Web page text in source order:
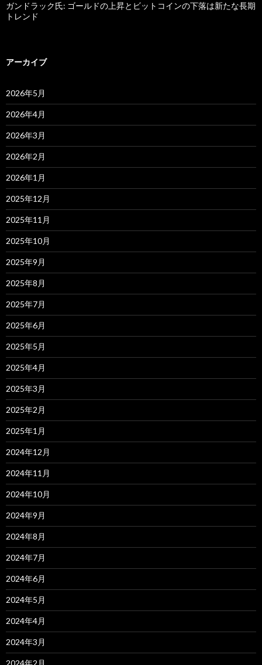
ガンドラック氏: ゴールドの上昇とビットコインの下落は新たな長期
トレンド
アーカイブ
2026年5月
2026年4月
2026年3月
2026年2月
2026年1月
2025年12月
2025年11月
2025年10月
2025年9月
2025年8月
2025年7月
2025年6月
2025年5月
2025年4月
2025年3月
2025年2月
2025年1月
2024年12月
2024年11月
2024年10月
2024年9月
2024年8月
2024年7月
2024年6月
2024年5月
2024年4月
2024年3月